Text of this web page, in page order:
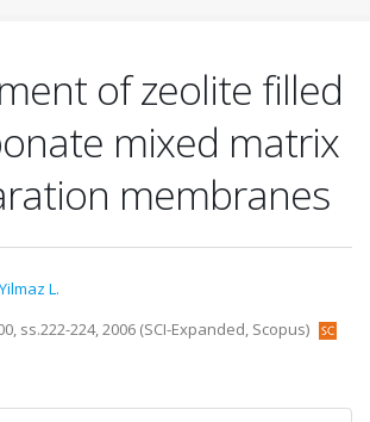
of zeolite filled
mixed matrix
membranes
Yilmaz L.
ss.222-224, 2006 (SCI-Expanded, Scopus)